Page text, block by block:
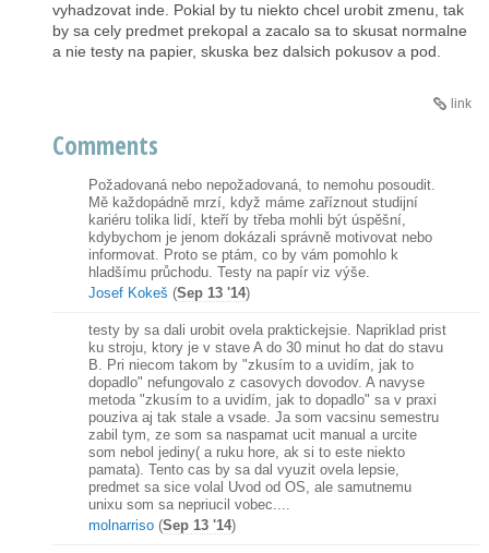
vyhadzovat inde. Pokial by tu niekto chcel urobit zmenu, tak
by sa cely predmet prekopal a zacalo sa to skusat normalne
a nie testy na papier, skuska bez dalsich pokusov a pod.
link
Comments
Požadovaná nebo nepožadovaná, to nemohu posoudit.
Mě každopádně mrzí, když máme zaříznout studijní
kariéru tolika lidí, kteří by třeba mohli být úspěšní,
kdybychom je jenom dokázali správně motivovat nebo
informovat. Proto se ptám, co by vám pomohlo k
hladšímu průchodu. Testy na papír viz výše.
Josef Kokeš (Sep 13 '14)
testy by sa dali urobit ovela praktickejsie. Napriklad prist
ku stroju, ktory je v stave A do 30 minut ho dat do stavu
B. Pri niecom takom by "zkusím to a uvidím, jak to
dopadlo" nefungovalo z casovych dovodov. A navyse
metoda "zkusím to a uvidím, jak to dopadlo" sa v praxi
pouziva aj tak stale a vsade. Ja som vacsinu semestru
zabil tym, ze som sa naspamat ucit manual a urcite
som nebol jediny( a ruku hore, ak si to este niekto
pamata). Tento cas by sa dal vyuzit ovela lepsie,
predmet sa sice volal Uvod od OS, ale samutnemu
unixu som sa nepriucil vobec....
molnarriso (Sep 13 '14)